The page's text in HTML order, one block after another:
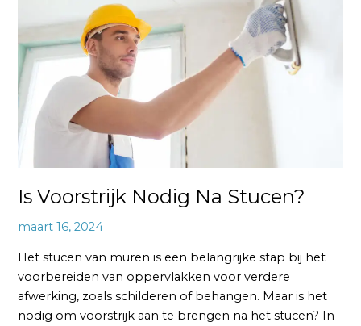
Is Voorstrijk Nodig Na Stucen?
maart 16, 2024
Het stucen van muren is een belangrijke stap bij het
voorbereiden van oppervlakken voor verdere
afwerking, zoals schilderen of behangen. Maar is het
nodig om voorstrijk aan te brengen na het stucen? In
Stucen?